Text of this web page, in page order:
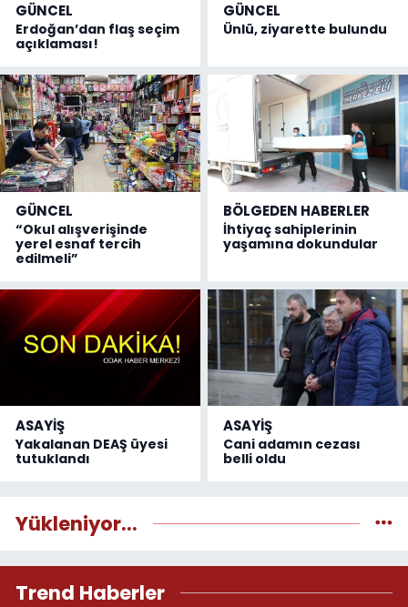
GÜNCEL
Erdoğan’dan flaş seçim
açıklaması!
GÜNCEL
Ünlü, ziyarette bulundu
GÜNCEL
“Okul alışverişinde
yerel esnaf tercih
edilmeli”
BÖLGEDEN HABERLER
İhtiyaç sahiplerinin
yaşamına dokundular
ASAYİŞ
Yakalanan DEAŞ üyesi
tutuklandı
ASAYİŞ
Cani adamın cezası
belli oldu
Yükleniyor...
Trend Haberler